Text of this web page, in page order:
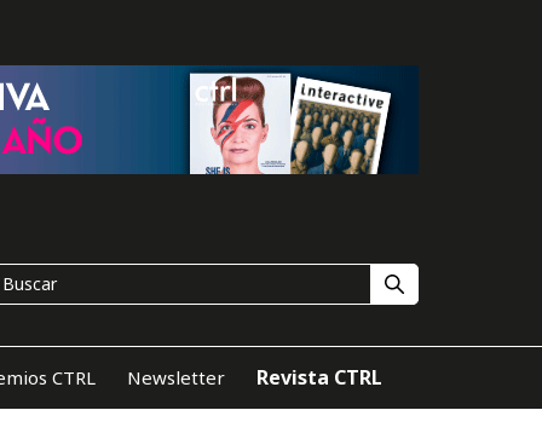
CTRL Newsletter Revista CTRL